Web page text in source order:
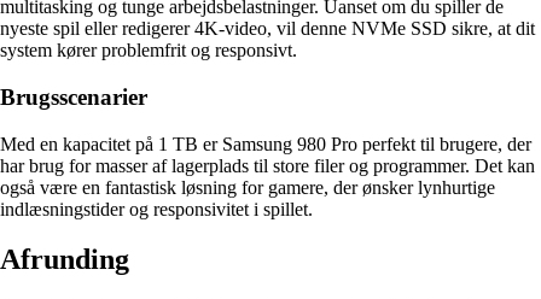
multitasking og tunge arbejdsbelastninger. Uanset om du spiller de
nyeste spil eller redigerer 4K-video, vil denne NVMe SSD sikre, at dit
system kører problemfrit og responsivt.
Brugsscenarier
Med en kapacitet på 1 TB er Samsung 980 Pro perfekt til brugere, der
har brug for masser af lagerplads til store filer og programmer. Det kan
også være en fantastisk løsning for gamere, der ønsker lynhurtige
indlæsningstider og responsivitet i spillet.
Afrunding